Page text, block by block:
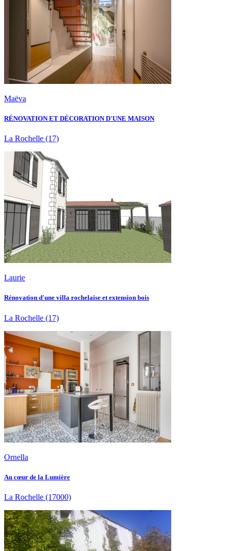
Maëva
RÉNOVATION ET DÉCORATION D'UNE MAISON
La Rochelle (17)
Laurie
Rénovation d'une villa rochelaise et extension bois
La Rochelle (17)
Ornella
Au cœur de la Lumière
La Rochelle (17000)